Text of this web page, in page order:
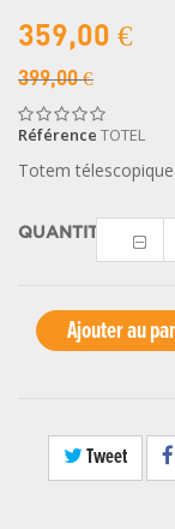
359,00 €
399,00 €
Référence TOTEL
Totem
QUANTITÉ
Ajouter au
Tweet